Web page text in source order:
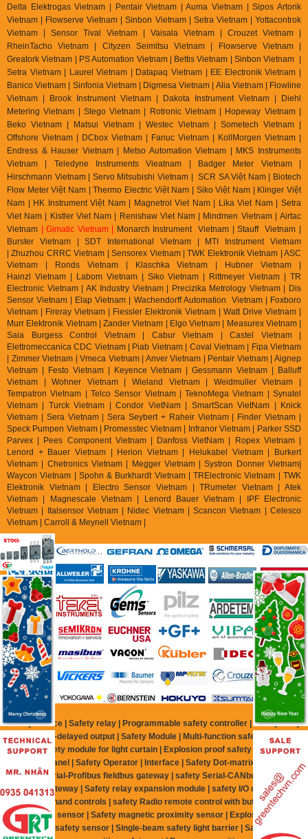
Delta Elektrogas Vietnam | Pentair Vietnam | Auma Vietnam | Sipos Artorik
Vietnam | Flowserve Vietnam | Sinbon Vietnam | Setra Vietnam | Yottacontrok
Vietnam | Sensor Tival Vietnam | Vaisala Vietnam | Crouzet Vietnam |
RheinTacho Vietnam | Cityzen Seimitsu Vietnam | Flowserve Vietnam |
Greatork Vietnam | PS Automation Vietnam | Bettis Vietnam | Sinbon Vietnam |
Setra Vietnam | Laurel Vietnam | Datapaq Vietnam | EE Electronik Vietnam |
Banico Vietnam | Sinfonia Vietnam | Digmesa Vietnam | Alia Vietnam | Flowline
Vietnam | Brook Instrument Vietnam | Dakota Instrument Vietnam | Diehl
Metering Vietnam | Stego Vietnam | Rotronic Vietnam | Hopeway Vietnam |
Beko Vietnam | Matsui Vietnam | Westec Vietnam | Sometech Vietnam |
Offshore Vietnam | DCbox Vietnam | Fanuc Vietnam | KollMorgen Vietnam |
Endress & Hauser Vietnam | Metso Automation Vietnam | MKS Instruments
Vietnam | Teledyne Instruments Vieatnam | Badger Meter Vietnam |
Hirschmann Vietnam | Servo Mitsubishi Vietnam | SCR SA Việt Nam | Biotech
Flow Meter Việt Nam | Thermo Electric Việt Nam | Siko Việt Nam | Klinger Việt
Nam | HK Instrument Việt Nam | Magnetrol Viet Nam | Lika Viet Nam | Setra
Viet Nam | Kistler Viet Nam | Renishaw Viet Nam | Mindmen Vietnam | Airtac
Vietnam | Gimatic Vietnam |
Monarch Instrument Vietnam | Stauff Vietnam |
Burster Vietnam | SDT International Vietnam | MTI Instrument Vietnam
| Zhuzhou CRRC Vietnam | Sensorex Vietnam | TWK Elektronik Vietnam | ASC
Vietnam | Ronds Vietnam | Klaschka Vietnam | Hubner Vietnam |
Hainzl Vietnam | Labom Vietnam | Siko Vietnam | Rittmeyer Vietnam | TR
Electronic Vietnam | AK Industry Vietnam | Precizika Metrology Vietnam | Dis
Sensor Vietnam | Elap Vietnam | Wachendorff Automation Vietnam | Foxboro
Vietnam | Fireray Vietnam |
Fiessler Elektronik Vietnam | Watt Drive Vietnam |
Murr Elektronik Vietnam | Zander Vietnam | Elgo Vietnam | Measurex Vietnam |
Saia Burgess Control Vietnam | Cabur Vietnam | Castel Vietnam |
Elettromeccanica CDC Vietnam | Piab Vietnam | Coval Vietnam | Fipa Vietnam
| Zimmer Vietnam | Vmeca Vietnam | Anver Vietnam | Pentair Vietnam | Aignep
Vietnam | Festo Vietnam | Keyence Vietnam | Gessmann Vietnam | Balluff
Vietnam | Wohner Vietnam | Wieland Vietnam | Weidmuller Vietnam |
Tempatron Vietnam | Telco Sensor Vietnam | TeknoMega Vietnam | Synatel
Vietnam | Turck Vietnam | Condor VietNam | SmartScan VietNam | Knick
Vietnam | Sera Vietnam | Sera Seybert + Raheir Vietnam | Finder Vietnam |
Speck Pumpen Vietnam | Promesstec Vietnam | Infranor Vietnam | Parker SSD
Parvex |
Pees Component Vietnam | Danfoss VietNam | Ropex Vietnam |
Lenord + Bauer Vietnam | Herion Vietnam | Helukabel Vietnam | Burkert
Vietnam | Chetronics Vietnam | Megger Vietnam | Systron Donner Vietnam|
Waycon Vietnam | Spohn & Burkhardt Vietnam | TRElectronic Vietnam | TWK
Elektronik Vietnam | Electro Sensor Vietnam | TRumeter Vietnam | Atek
Vietnam | Magnescale Vietnam | Lenord Bauer Vietnam | IPF Electronic
Vietnam | Italsensor Vietnam | Nidec Vietnam | Scancon Vietnam | Celesco
Vietnam | Carroll & Meynell Vietnam |
Safety Device | Safety relay | Programmable safety controller | Safety relay
with time-delayed output | Safety Module | Multi-function safety relay |
Multing safety module for light curtain | Explosion proof safety relay | Safe
control panel | Safety Operator | Interface | Safety Dot-matrix display |
safety Serial-Profibus fieldbus gateway | safety Serial-CANbus | Safety
fieldbus gateway | Safety relay expansion module | safety I/O distributor |
safety two-hand controls | safety Radio remote control with button | Safety
proximity sensor | Safety magnetic proximity sensor | Explosion proof
magnetic safety sensor | Single-beam safety light barrier | Safety Light